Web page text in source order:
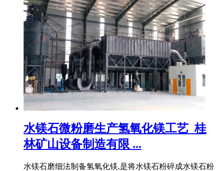
水镁石微粉磨生产氢氧化镁工艺_桂
林矿山设备制造有限 ...
水镁石磨细法制备氢氧化镁,是将水镁石粉碎成水镁石粉